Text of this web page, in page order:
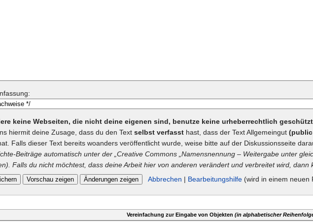
keine Webseiten, die nicht deine eigenen sind, benutze keine urheberrechtlich
hiermit deine Zusage, dass du den Text selbst verfasst hast, dass der Text Allgemeingut
Falls dieser Text bereits woanders veröffentlicht wurde, weise bitte auf der Diskussionsseite
Beiträge automatisch unter der „Creative Commons „Namensnennung – Weitergabe unter
Falls du nicht möchtest, dass deine Arbeit hier von anderen verändert und verbreitet wird, dann
Abbrechen | Bearbeitungshilfe (wird in einem neuen
Vereinfachung zur Eingabe von Objekten (in alphabetischer